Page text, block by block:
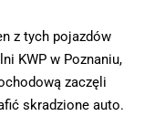
z tych pojazdów
KWP w Poznaniu,
zaczęli
skradzione auto.